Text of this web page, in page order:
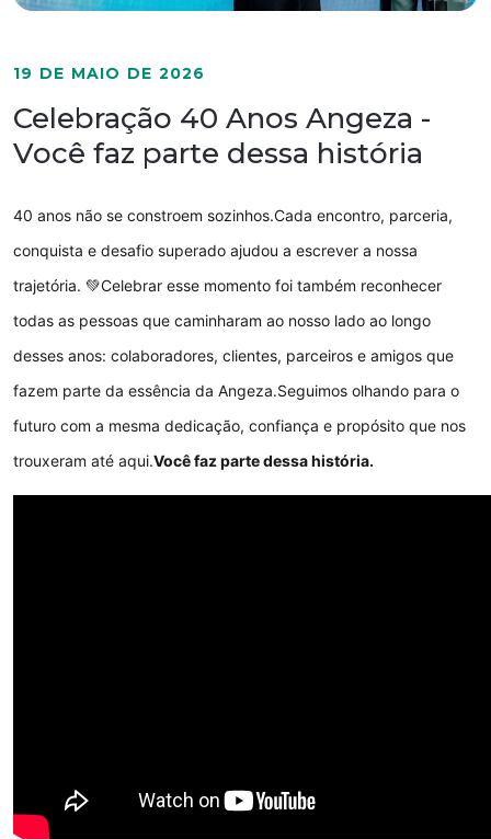
19 DE MAIO DE 2026
Celebração 40 Anos Angeza -
Você faz parte dessa história
40 anos não se constroem sozinhos.Cada encontro, parceria,
conquista e desafio superado ajudou a escrever a nossa
trajetória. 💚Celebrar esse momento foi também reconhecer
todas as pessoas que caminharam ao nosso lado ao longo
desses anos: colaboradores, clientes, parceiros e amigos que
fazem parte da essência da Angeza.Seguimos olhando para o
futuro com a mesma dedicação, confiança e propósito que nos
trouxeram até aqui.Você faz parte dessa história.